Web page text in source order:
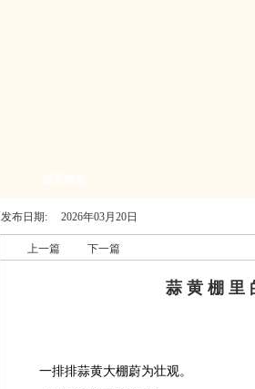
发布日期: 2026年03月20日
上一篇 下一篇
蒜 黄 棚 里
一排排蒜黄大棚蔚为壮观。